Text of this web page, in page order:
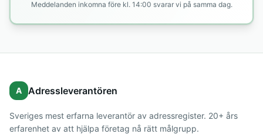
Meddelanden inkomna före kl. 14:00 svarar vi på samma dag.
A Adressleverantören
Sveriges mest erfarna leverantör av adressregister. 20+ års
erfarenhet av att hjälpa företag nå rätt målgrupp.